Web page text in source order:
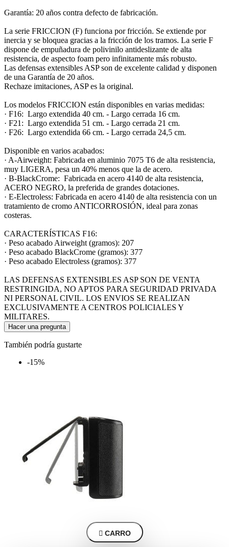
Garantía: 20 años contra defecto de fabricación.
La serie FRICCION (F) funciona por fricción. Se extiende por
inercia y se bloquea gracias a la fricción de los tramos. La serie F
dispone de empuñadura de polivinilo antideslizante de alta
resistencia, de aspecto foam pero infinitamente más robusto.
Las defensas extensibles ASP son de excelente calidad y disponen
de una Garantía de 20 años.
Rechaze imitaciones, ASP es la original.
Los modelos FRICCION están disponibles en varias medidas:
· F16: Largo extendida 40 cm. - Largo cerrada 16 cm.
· F21: Largo extendida 51 cm. - Largo cerrada 21 cm.
· F26: Largo extendida 66 cm. - Largo cerrada 24,5 cm.
Disponible en varios acabados:
· A-Airweight: Fabricada en aluminio 7075 T6 de alta resistencia,
muy LIGERA, pesa un 40% menos que la de acero.
· B-BlackCrome: Fabricada en acero 4140 de alta resistencia,
ACERO NEGRO, la preferida de grandes dotaciones.
· E-Electroless: Fabricada en acero 4140 de alta resistencia con un
tratamiento de cromo ANTICORROSIÓN, ideal para zonas
costeras.
CARACTERÍSTICAS F16:
· Peso acabado Airweight (gramos): 207
· Peso acabado BlackCrome (gramos): 377
· Peso acabado Electroless (gramos): 377
LAS DEFENSAS EXTENSIBLES ASP SON DE VENTA
RESTRINGIDA, NO APTOS PARA SEGURIDAD PRIVADA
NI PERSONAL CIVIL. LOS ENVIOS SE REALIZAN
EXCLUSIVAMENTE A CENTROS POLICIALES Y
MILITARES.
Hacer una pregunta
También podría gustarte
-15%
 CARRO